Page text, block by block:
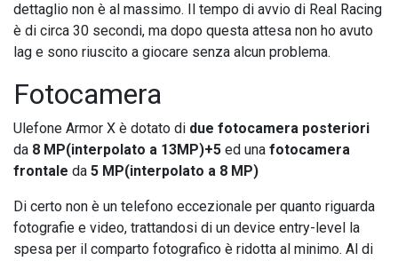
dettaglio non è al massimo. Il tempo di avvio di Real Racing
è di circa 30 secondi, ma dopo questa attesa non ho avuto
lag e sono riuscito a giocare senza alcun problema.
Fotocamera
Ulefone Armor X è dotato di due fotocamera posteriori
da 8 MP(interpolato a 13MP)+5 ed una fotocamera
frontale da 5 MP(interpolato a 8 MP)
Di certo non è un telefono eccezionale per quanto riguarda
fotografie e video, trattandosi di un device entry-level la
spesa per il comparto fotografico è ridotta al minimo. Al di